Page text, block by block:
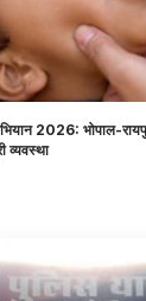
2026: भोपाल-
व्यवस्था